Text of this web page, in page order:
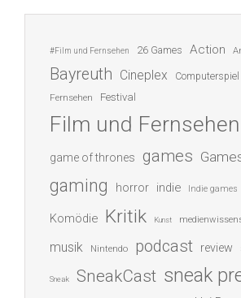
#Film und Fernsehen 26 Games Action
Bayreuth Cineplex Computerspiel
Fernsehen Festival
Film und Fernsehen
game of thrones games
gaming horror indie Indie games
Komödie Kritik Kunst
musik Nintendo podcast review
Sneak SneakCast sneak